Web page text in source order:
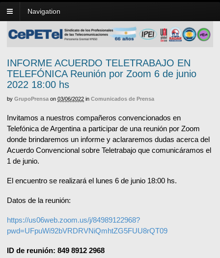
Navigation
INFORME ACUERDO TELETRABAJO EN
TELEFÓNICA Reunión por Zoom 6 de junio
2022 18:00 hs
by GrupoPrensa on 03/06/2022 in Comunicados de Prensa
Invitamos a nuestros compañeros convencionados en
Telefónica de Argentina a participar de una reunión por Zoom
donde brindaremos un informe y aclararemos dudas acerca del
Acuerdo Convencional sobre Teletrabajo que comunicáramos el
1 de junio.
El encuentro se realizará el lunes 6 de junio 18:00 hs.
Datos de la reunión:
https://us06web.zoom.us/j/84989122968?
pwd=UFpuWi92bVRDRVNiQmhtZG5FUU8rQT09
ID de reunión: 849 8912 2968